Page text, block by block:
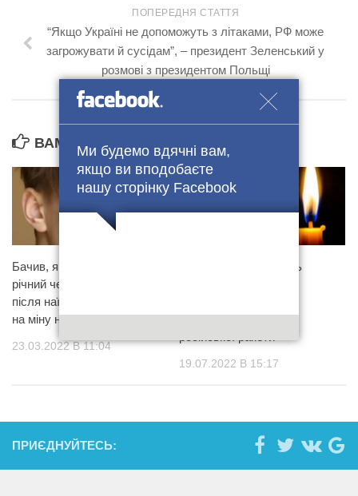
Ми будемо вдячні вам,
якщо ви вподобаєте
нашу сторінку Facebook
ПОПЕРЕДНЯ СТАТТЯ
“Якщо Україні не допоможуть з літаками, РФ може
загрожувати й сусідам”, – президент Зеленський у
розмові з президентом Польщі
ВАМ ТАКОЖ МОЖЕ БУТИ ЦІКАВО...
Бачив, як горить мама: 15-
річний чернігівчанин вижив
після наїзду їхнього авто
на міну на дорозі
23.03.2022 В 11:04
Без мами залишились
постраждала від
19.07.2022 В 15:17
ПРИЄДНУЙТЕСЬ: